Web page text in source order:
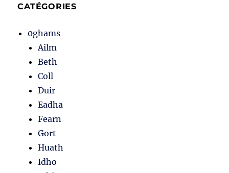
CATÉGORIES
0ghams
Ailm
Beth
Coll
Duir
Eadha
Fearn
Gort
Huath
Idho